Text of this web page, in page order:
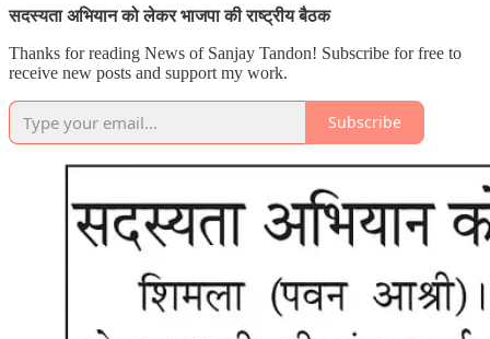
सदस्यता अभियान को लेकर भाजपा की राष्ट्रीय बैठक
Thanks for reading News of Sanjay Tandon! Subscribe for free to
receive new posts and support my work.
Subscribe